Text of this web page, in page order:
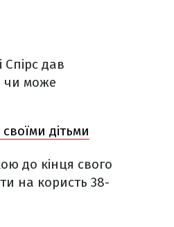
дав
чи може
дітьми
до кінця свого
на користь 38-